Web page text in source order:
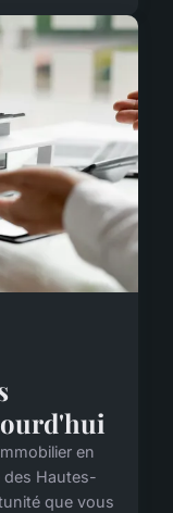
en
des Hautes-
que vous